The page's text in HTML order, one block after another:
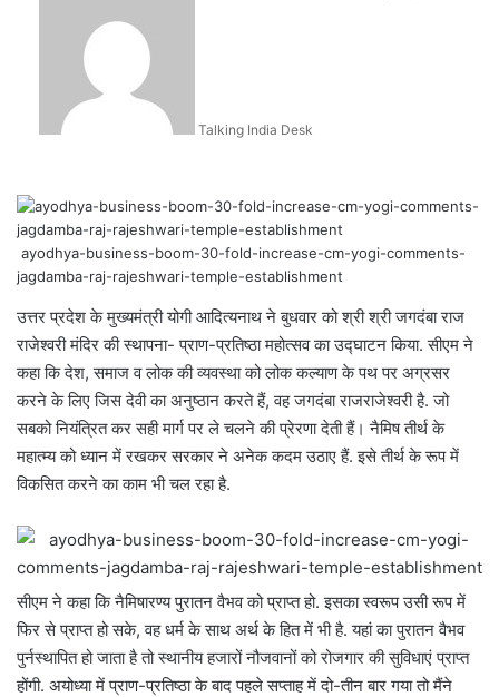
Talking India Desk
ayodhya-business-boom-30-fold-increase-cm-yogi-comments-
jagdamba-raj-rajeshwari-temple-establishment
उत्तर प्रदेश के मुख्यमंत्री योगी आदित्यनाथ ने बुधवार को श्री श्री जगदंबा राज
राजेश्वरी मंदिर की स्थापना- प्राण-प्रतिष्ठा महोत्सव का उद्घाटन किया. सीएम ने
कहा कि देश, समाज व लोक की व्यवस्था को लोक कल्याण के पथ पर अग्रसर
करने के लिए जिस देवी का अनुष्ठान करते हैं, वह जगदंबा राजराजेश्वरी है. जो
सबको नियंत्रित कर सही मार्ग पर ले चलने की प्रेरणा देती हैं। नैमिष तीर्थ के
महात्म्य को ध्यान में रखकर सरकार ने अनेक कदम उठाए हैं. इसे तीर्थ के रूप में
विकसित करने का काम भी चल रहा है.
सीएम ने कहा कि नैमिषारण्य पुरातन वैभव को प्राप्त हो. इसका स्वरूप उसी रूप में
फिर से प्राप्त हो सके, वह धर्म के साथ अर्थ के हित में भी है. यहां का पुरातन वैभव
पुर्नस्थापित हो जाता है तो स्थानीय हजारों नौजवानों को रोजगार की सुविधाएं प्राप्त
होंगी. अयोध्या में प्राण-प्रतिष्ठा के बाद पहले सप्ताह में दो-तीन बार गया तो मैंने